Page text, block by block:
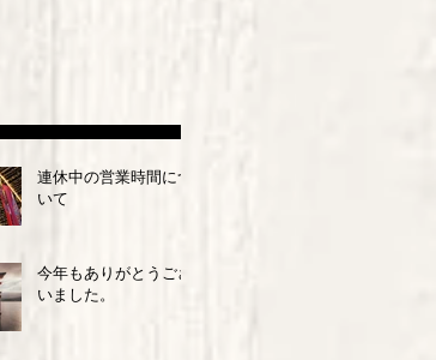
連休中の営業時間につ
いて
今年もありがとうござ
いました。